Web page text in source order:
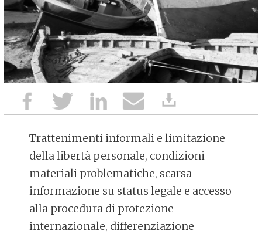
Trattenimenti informali e limitazione
della libertà personale, condizioni
materiali problematiche, scarsa
informazione su status legale e accesso
alla procedura di protezione
internazionale, differenziazione